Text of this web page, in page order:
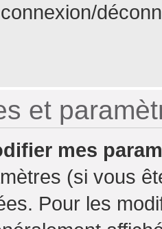
et
mes
(si vous
Pour les